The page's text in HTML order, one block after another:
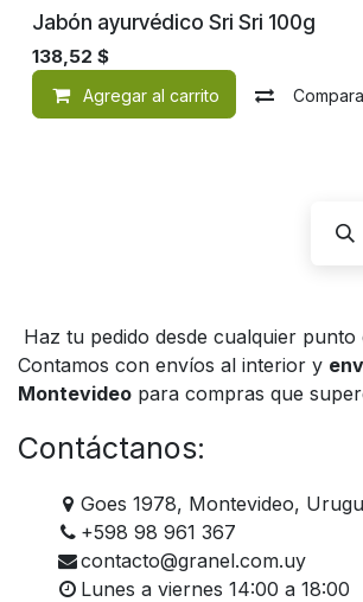
Jabón ayurvédico Sri Sri 100g
138,52 $
Agregar al carrito Compara
Haz tu pedido desde cualquier punto
Contamos con envíos al interior y
Montevideo para compras que
Contáctanos:
Goes 1978, Montevideo,
+598 98 961 367
contacto@granel.com.uy
Lunes a viernes 14:00 a 18:00